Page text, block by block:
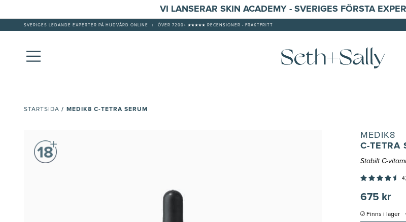
VI LANSERAR SKIN ACADEMY - SVERIGES FÖRSTA
SVERIGES LEDANDE EXPERTER PÅ HUDVÅRD ONLINE ÖVER 7200+ ★★★★★ RECENSIONER - FRAKTFRITT
STARTSIDA / MEDIK8 C-TETRA SERUM
MEDIK8
C-TETRA
Stabilt C-
675 kr
Finns i lager